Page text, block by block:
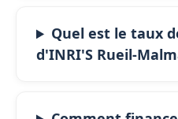
Quel est le taux
d'INRI'S Rueil-